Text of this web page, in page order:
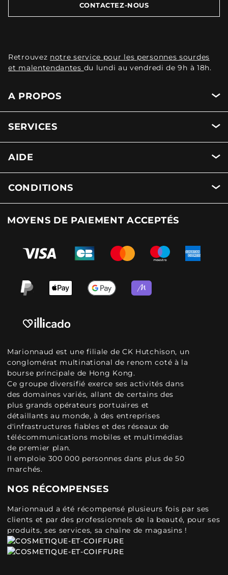
CONTACTEZ-NOUS
Retrouvez notre service pour les personnes sourdes
et malentendantes du lundi au vendredi de 9h à 18h.
A PROPOS
SERVICES
AIDE
CONDITIONS
MOYENS DE PAIEMENT ACCEPTÉS
Marionnaud est une filiale de CK Hutchison, un
conglomérat multinational de renom coté à la
bourse principale de Hong Kong.
Ce groupe diversifié exerce ses activités dans
des domaines variés, allant de certains des
plus grands opérateurs portuaires et
détaillants au monde, à des entreprises
d'infrastructures fiables et des réseaux de
télécommunications mobiles et multimédias
de premier plan.
Il emploie 300 000 personnes dans plus de 50
marchés.
NOS RÉCOMPENSES
Marionnaud a été récompensé plusieurs fois par ses
clients et par des professionnels de la beauté, pour ses
produits, ses services, sa chaîne de magasins !